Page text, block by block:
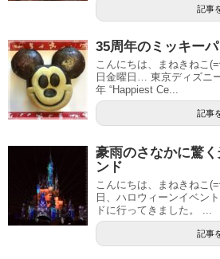
記事
35周年のミッキー
こんにちは、まねきねこ
日金曜日… 東京ディズニ
年 “Happiest Ce...
記事
豪雨のさなかに驚
ンド
こんにちは、まねきねこ
日、ハロウィーンイベン
ドに行ってきました。 ...
記事